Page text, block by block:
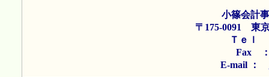
しました。
平成27年8月
実務blogに
掲載しまし
小篠会計
〒175-0091 東
Ｔｅｌ
Fax ：
E-mail ：